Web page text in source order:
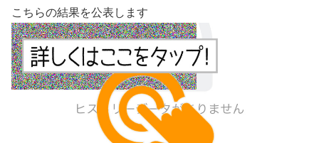
こちらの結果を公表します